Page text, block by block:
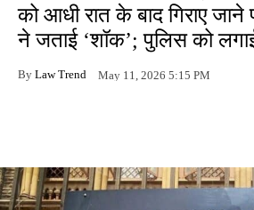
को आधी रात के बाद गिराए जाने
ने जताई ‘शॉक’; पुलिस को
By Law Trend May 11, 2026 5:15 PM